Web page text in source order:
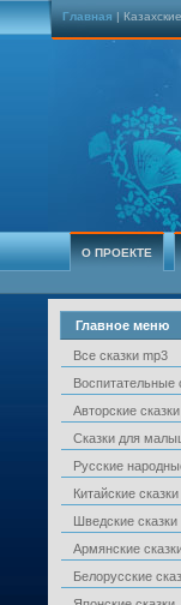
Главная | Казахские
О ПРОЕКТЕ
Главное меню
Все сказки mp3
Воспитательные
Авторские сказки
Сказки для
Русские
Китайские сказки
Шведские сказки
Армянские
Белорусские